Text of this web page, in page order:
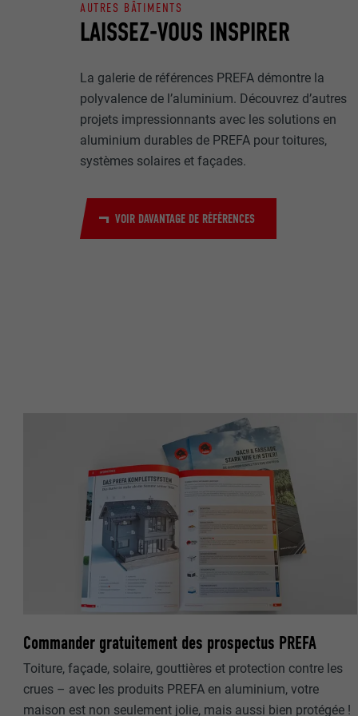
LAISSEZ-VOUS INSPIRER
AUTRES BÂTIMENTS
La galerie de références PREFA démontre la
polyvalence de l’aluminium. Découvrez d’autres
projets impressionnants avec les solutions en
aluminium durables de PREFA pour toitures,
systèmes solaires et façades.
VOIR DAVANTAGE DE RÉFÉRENCES
Commander gratuitement des prospectus PREFA
Toiture, façade, solaire, gouttières et protection contre les
crues – avec les produits PREFA en aluminium, votre
maison est non seulement jolie, mais aussi bien protégée !
NOM
EXPIRATION
UTILITÉ
EXPIRATION
UTILITÉ
MARKETING
Les cookies «
annonceurs
visiteurs à
plateformes
EXPIRATION
UTILITÉ
UTILITÉ